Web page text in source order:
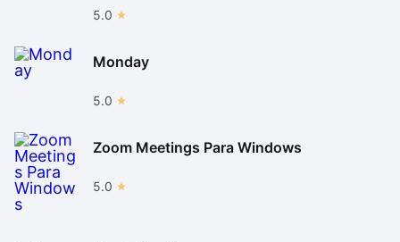
5.0
Monday
5.0
Zoom Meetings Para Windows
5.0